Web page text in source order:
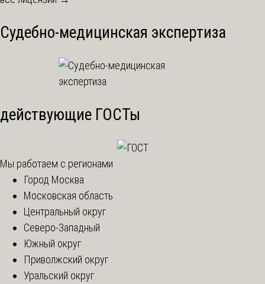
Судебно-медицинская экспертиза
действующие ГОСТы
Мы работаем с регионами
Город Москва
Московская область
Центральный округ
Северо-Западный
Южный округ
Приволжский округ
Уральский округ